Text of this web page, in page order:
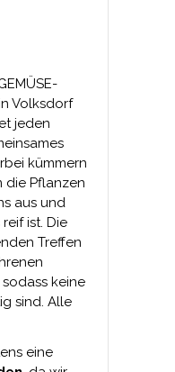
Volksdorf
jeden
kümmern
die Pflanzen
aus und
ist. Die
Treffen
keine
sind. Alle
eine